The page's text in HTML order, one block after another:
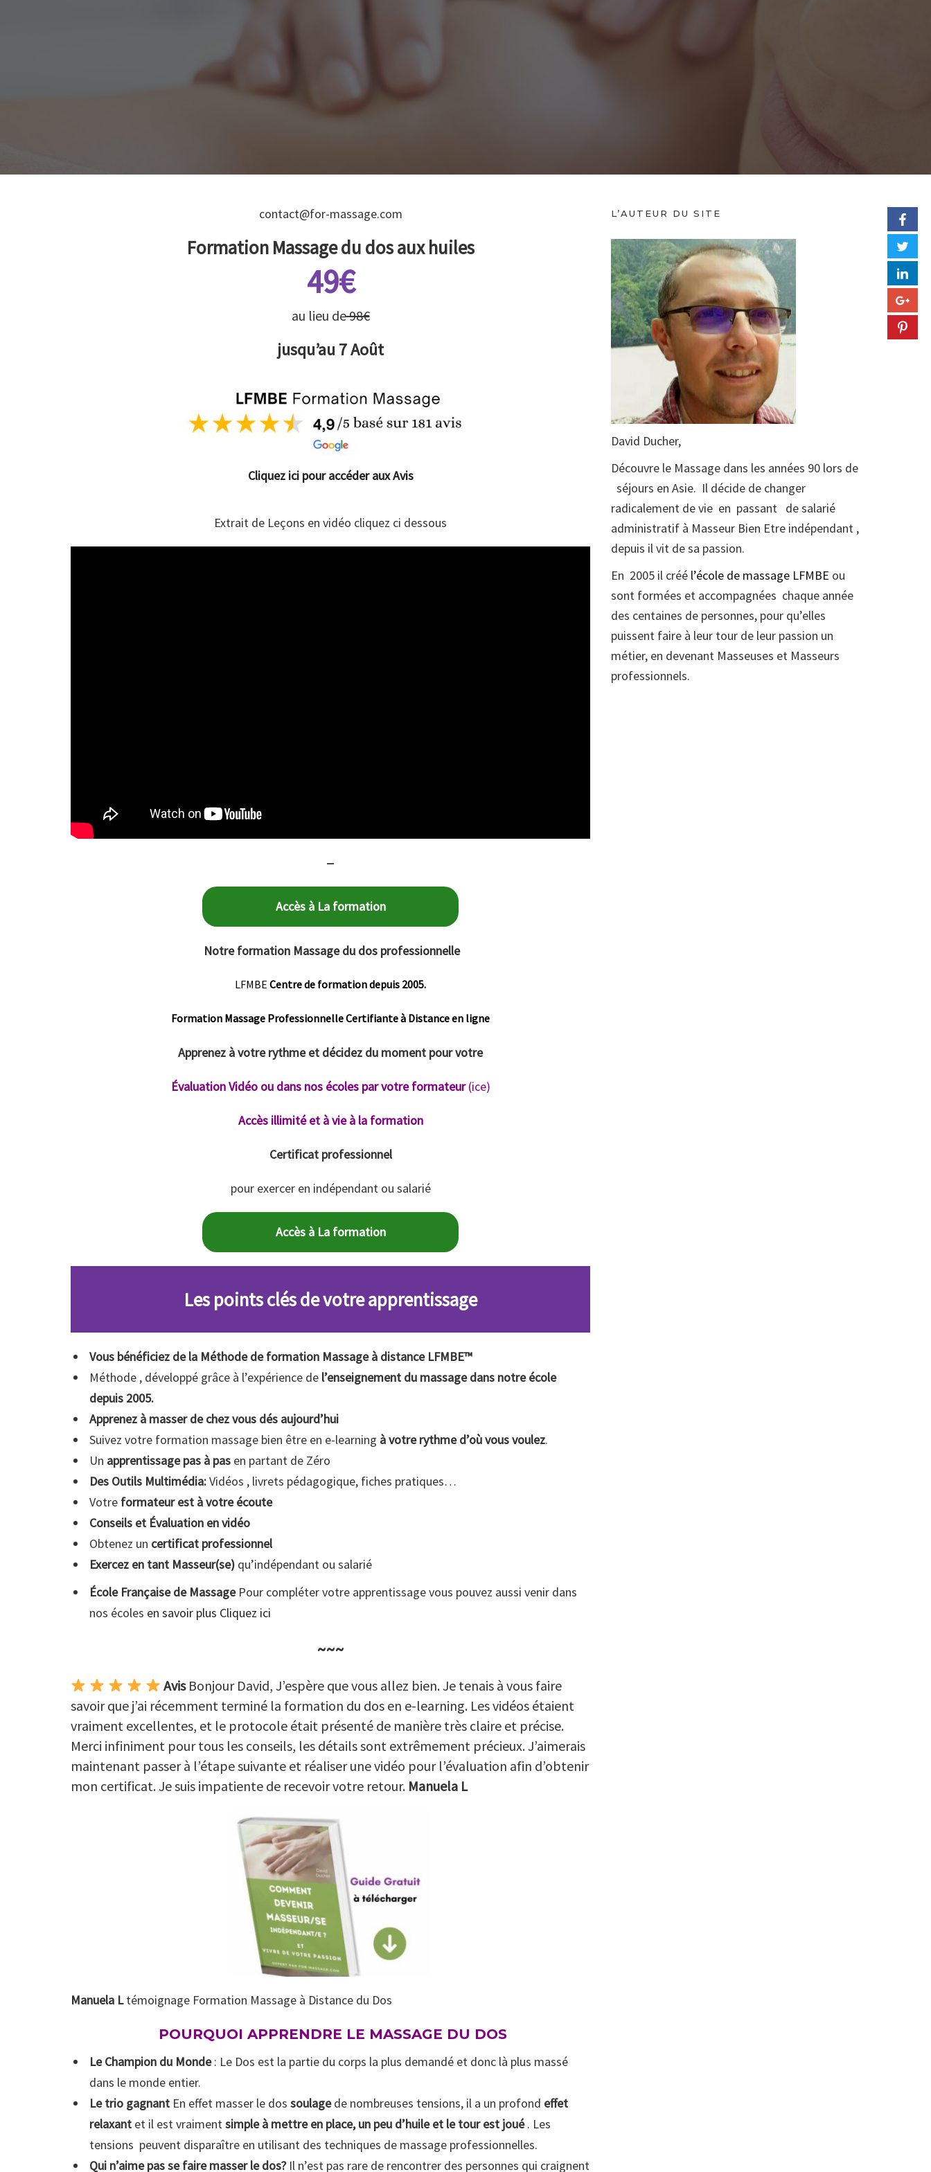
contact@for-massage.com
Formation Massage du dos aux huiles
49€
au lieu de98€
jusqu’au 7 Août
Cliquez ici pour accéder aux Avis
Extrait de Leçons en vidéo cliquez ci dessous
–
Accès à La formation
Notre formation Massage du dos professionnelle
LFMBE Centre de formation depuis 2005.
Formation Massage ProfessionnelleCertifiante à Distance en ligne
Apprenez à votre rythme et décidez du moment pour votre
Évaluation Vidéo ou dans nos écoles par votre formateur(ice)
Accès illimité et à vie à la formation
Certificat professionnel
pour exercer en indépendant ou salarié
Accès à La formation
Les points clés de votre apprentissage
Vous bénéficiez de la Méthode de formation Massage à distance LFMBE™
Méthode , développé grâce à l’expérience de l’enseignement du massage dans notre école
depuis 2005.
Apprenez à masser de chez vous dés aujourd’hui
Suivez votre formation massage bien être en e-learning à votre rythme d’où vous voulez.
Un apprentissage pas à pas en partant de Zéro
Des Outils Multimédia:Vidéos , livrets pédagogique, fiches pratiques…
Votre formateur est à votre écoute
Conseils et Évaluation en vidéo
Obtenez un certificat professionnel
Exercez en tant Masseur(se)qu’indépendant ou salarié
École Française de MassagePour compléter votre apprentissage vous pouvez aussi venir dans
nos écoles en savoir plus Cliquez ici
~~~
AvisBonjour David, J’espère que vous allez bien. Je tenais à vous faire
savoir que j’ai récemment terminé la formation du dos en e-learning. Les vidéos étaient
vraiment excellentes, et le protocole était présenté de manière très claire et précise.
Merci infiniment pour tous les conseils, les détails sont extrêmement précieux. J’aimerais
maintenant passer à l’étape suivante et réaliser une vidéo pour l’évaluation afin d’obtenir
mon certificat. Je suis impatiente de recevoir votre retour. Manuela L
Manuela Ltémoignage Formation Massage à Distance du Dos
POURQUOI APPRENDRE LE MASSAGE DU DOS
Le Champion du Monde: Le Dos est la partie du corps la plus demandé et donc là plus massé
dans le monde entier.
Le trio gagnantEn effet masser le dos soulagede nombreuses tensions, il a un profond effet
relaxantet il est vraimentsimple à mettre en place, un peu d’huile et le tour est joué. Les
tensions peuvent disparaître en utilisant des techniques de massage professionnelles.
Qui n’aime pas se faire masser le dos? Il n’est pas rare de rencontrer des personnes qui craignent
L’AUTEUR DU SITE
David Ducher,
Découvre le Massage dans les années 90 lors de
séjours en Asie. Il décide de changer
radicalement de vie en passant de salarié
administratif à Masseur Bien Etre indépendant ,
depuis il vit de sa passion.
En 2005 il créé l’école de massage LFMBE ou
sont formées et accompagnées chaque année
des centaines de personnes, pour qu’elles
puissent faire à leur tour de leur passion un
métier, en devenant Masseuses et Masseurs
professionnels.